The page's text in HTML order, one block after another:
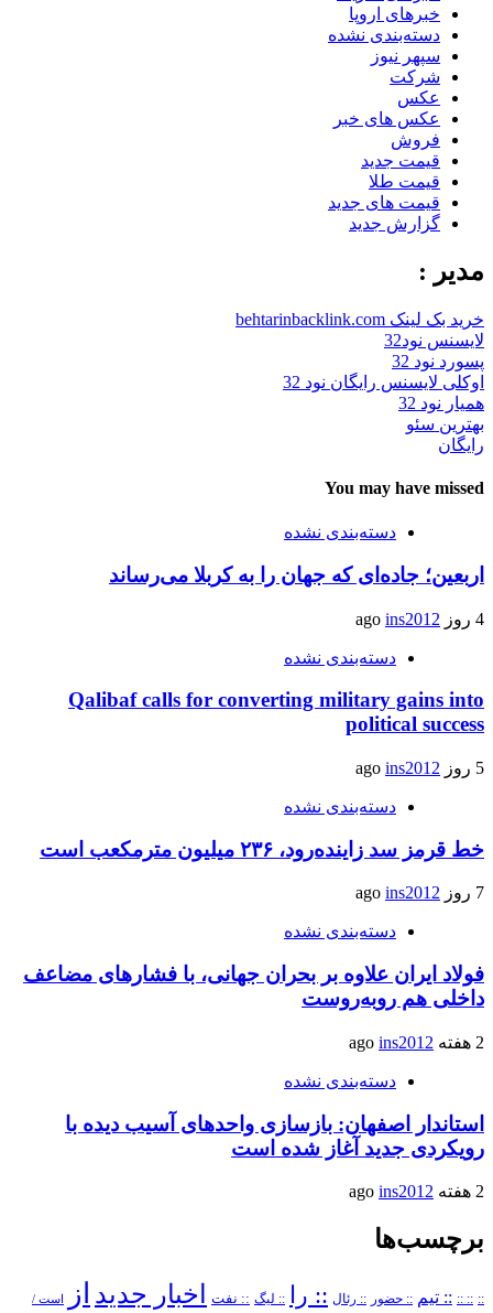
خبرهای اروپا
دسته‌بندی نشده
سپهر نیوز
شرکت
عکس
عکس های خبر
فروش
قیمت جدید
قیمت طلا
قیمت های جدید
گزارش جدید
مدیر :
خرید بک لینک behtarinbacklink.com
لایسنس نود32
پسورد نود 32
اوکلی لایسنس رایگان نود 32
همیار نود 32
بهترین سئو
رایگان
You may have missed
دسته‌بندی نشده
اربعین؛ جاده‌ای که جهان را به کربلا می‌رساند
4 روز ago ins2012
دسته‌بندی نشده
Qalibaf calls for converting military gains into
political success
5 روز ago ins2012
دسته‌بندی نشده
خط قرمز سد زاینده‌رود، ۲۳۶ میلیون مترمکعب است
7 روز ago ins2012
دسته‌بندی نشده
فولاد ایران علاوه بر بحران جهانی، با فشارهای مضاعف
داخلی هم روبه‌روست
2 هفته ago ins2012
دسته‌بندی نشده
استاندار اصفهان: بازسازی واحدهای آسیب دیده با
رویکردی جدید آغاز شده است
2 هفته ago ins2012
برچسب‌ها
::
:: :: :: تیم :: حضور :: رئال :: را :: لیگ :: نفت اخبار جدید از است /